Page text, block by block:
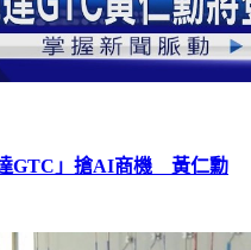
GTC」搶AI商機 黃仁勳